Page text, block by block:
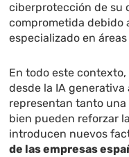
ciberprotección de su
comprometida debido
especializado en
En todo este
desde la IA
representan tanto
bien pueden reforzar
introducen nuevos
de las empresas